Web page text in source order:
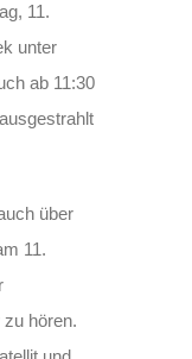
11.
unter
ab 11:30
über
11.
hören.